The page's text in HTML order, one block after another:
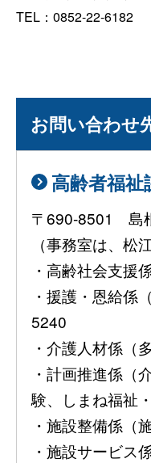
TEL：0852-22-6182
お問い合わせ
高齢者福祉
〒690-8501 島
（事務室は、
・高齢社会支援
・援護・恩給係
5240
・介護人材係（
・計画推進係（
験、しまね福祉
・施設整備係（
・施設サービス